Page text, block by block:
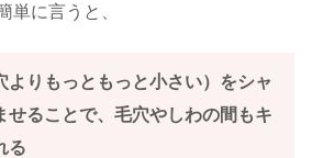
単に言うと、
よりもっともっと小さい）をシャ
せることで、毛穴やしわの間もキ
る